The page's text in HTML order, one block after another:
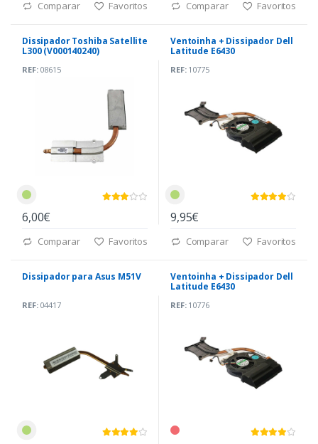
Comparar Favoritos Comparar Favoritos
Dissipador Toshiba Satellite
L300 (V000140240)
REF:08615
6,00€
Comparar Favoritos
Ventoinha + Dissipador Dell
Latitude E6430
REF:10775
9,95€
Comparar Favoritos
Dissipador para Asus M51V
REF:04417
Ventoinha + Dissipador Dell
Latitude E6430
REF:10776